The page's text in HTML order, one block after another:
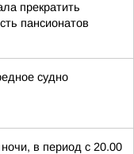
прекратить
пансионатов
судно
в период с 20.00